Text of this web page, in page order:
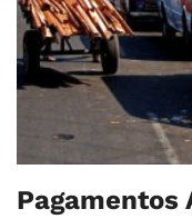
Pagamentos